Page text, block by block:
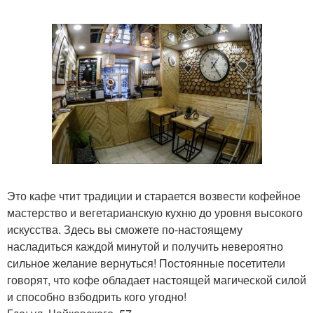
Это кафе чтит традиции и старается возвести кофейное
мастерство и вегетарианскую кухню до уровня высокого
искусства. Здесь вы сможете по-настоящему
насладиться каждой минутой и получить невероятно
сильное желание вернуться! Постоянные посетители
говорят, что кофе обладает настоящей магической силой
и способно взбодрить кого угодно!